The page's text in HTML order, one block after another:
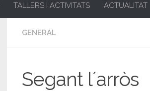
TALLERS I ACTIVITATS ACTUALITAT
GENERAL
Segant l´arròs